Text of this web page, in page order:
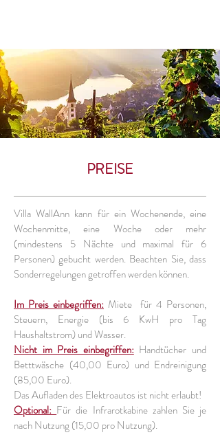
PREISE
Villa WallAnn kann für ein Wochenende, eine
Wochenmitte, eine Woche oder mehr
(mindestens 5 Nächte und maximal für 6
Personen) gebucht werden. Beachten Sie, dass
Sonderregelungen getroffen werden können.
Im Preis einbegriffen: Miete für 4 Personen,
Steuern, Energie (bis 6 KwH pro Tag
Haushaltstrom) und Wasser.
Nicht im Preis einbegriffen:Handtücher und
Betttwäsche (40,00 Euro) und Endreinigung
(85,00 Euro).
Das Aufladen des Elektroautos ist nicht erlaubt!
Optional: Für die Infrarotkabine zahlen Sie je
nach Nutzung (15,00 pro Nutzung).